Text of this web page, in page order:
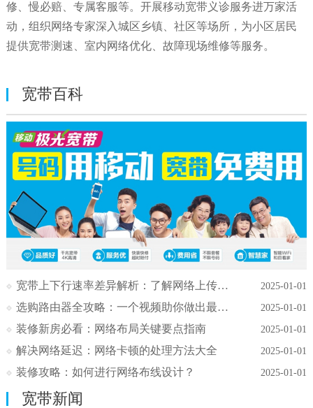
修、慢必赔、专属客服等。开展移动宽带义诊服务进万家活
动，组织网络专家深入城区乡镇、社区等场所，为小区居民
提供宽带测速、室内网络优化、故障现场维修等服务。
宽带百科
宽带上下行速率差异解析：了解网络上传与下 2025-01-01
选购路由器全攻略：一个视频助你做出最佳选 2025-01-01
装修新房必看：网络布局关键要点指南 2025-01-01
解决网络延迟：网络卡顿的处理方法大全 2025-01-01
装修攻略：如何进行网络布线设计？ 2025-01-01
宽带新闻